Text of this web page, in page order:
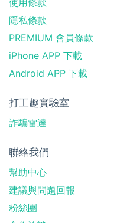
使用條款
隱私條款
PREMIUM 會員條款
iPhone APP 下載
Android APP 下載
打工趣實驗室
詐騙雷達
聯絡我們
幫助中心
建議與問題回報
粉絲團